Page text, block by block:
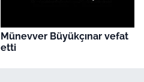
Münevver Büyükçınar vefat
etti